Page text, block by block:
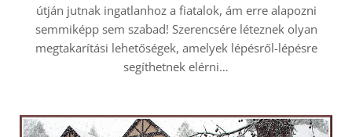
útján jutnak ingatlanhoz a fiatalok, ám erre alapozni
semmiképp sem szabad! Szerencsére léteznek olyan
megtakarítási lehetőségek, amelyek lépésről-lépésre
segíthetnek elérni…